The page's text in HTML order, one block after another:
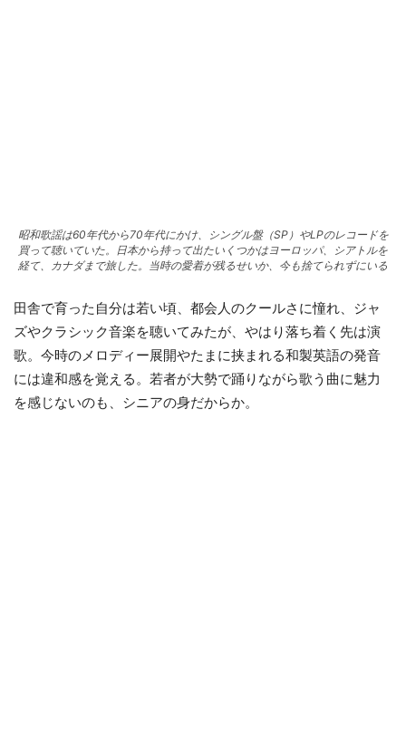
昭和歌謡は60年代から70年代にかけ、シングル盤（SP）やLPのレコードを
買って聴いていた。日本から持って出たいくつかはヨーロッパ、シアトルを
経て、カナダまで旅した。当時の愛着が残るせいか、今も捨てられずにいる
田舎で育った自分は若い頃、都会人のクールさに憧れ、ジャ
ズやクラシック音楽を聴いてみたが、やはり落ち着く先は演
歌。今時のメロディー展開やたまに挟まれる和製英語の発音
には違和感を覚える。若者が大勢で踊りながら歌う曲に魅力
を感じないのも、シニアの身だからか。